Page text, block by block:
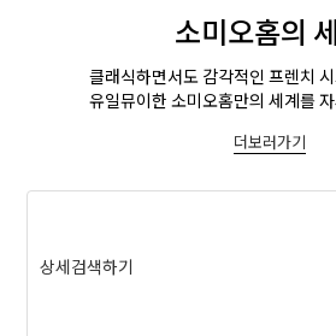
소미오홈의
클래식하면서도 감각적인 프렌치
유일뮤이한 소미오홈만의 세계를
더보러가기
상세검색하기